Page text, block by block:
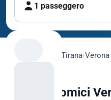
1 passeggero
Tirana›
Voli Economici